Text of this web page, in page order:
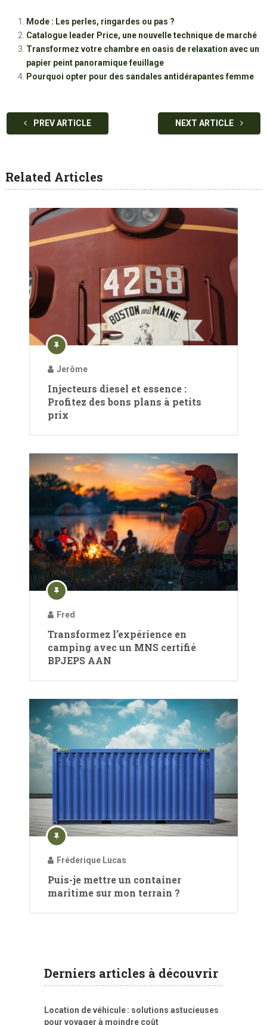
Mode : Les perles, ringardes ou pas ?
Catalogue leader Price, une nouvelle technique de marché
Transformez votre chambre en oasis de relaxation avec un
papier peint panoramique feuillage
Pourquoi opter pour des sandales antidérapantes femme
PREV ARTICLE NEXT ARTICLE
Related Articles
Jerôme
Injecteurs diesel et essence :
Profitez des bons plans à petits
prix
Fred
Transformez l’expérience en
camping avec un MNS certifié
BPJEPS AAN
Fréderique Lucas
Puis-je mettre un container
maritime sur mon terrain ?
Derniers articles à découvrir
Location de véhicule : solutions astucieuses
pour voyager à moindre coût